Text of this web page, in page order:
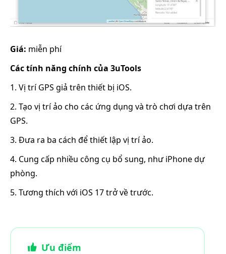
Giá: miễn phí
Các tính năng chính của 3uTools
1. Vị trí GPS giả trên thiết bị iOS.
2. Tạo vị trí ảo cho các ứng dụng và trò chơi dựa trên
GPS.
3. Đưa ra ba cách để thiết lập vị trí ảo.
4. Cung cấp nhiều công cụ bổ sung, như iPhone dự
phòng.
5. Tương thích với iOS 17 trở về trước.
Ưu điểm